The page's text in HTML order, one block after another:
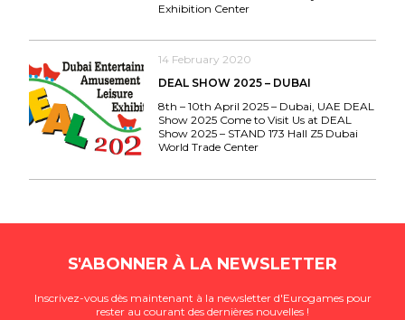
Exhibition Center
14 February 2020
DEAL SHOW 2025 – DUBAI
8th – 10th April 2025 – Dubai, UAE DEAL
Show 2025 Come to Visit Us at DEAL
Show 2025 – STAND 173 Hall Z5 Dubai
World Trade Center
S'ABONNER À LA NEWSLETTER
Inscrivez-vous dès maintenant à la newsletter d'Eurogames pour
rester au courant des dernières nouvelles !